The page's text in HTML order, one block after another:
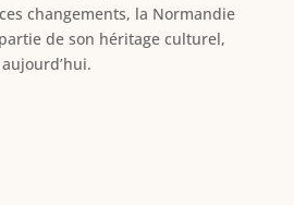
changements, la Normandie
de son héritage culturel,